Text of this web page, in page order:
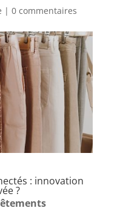
| 0 commentaires
: innovation
?